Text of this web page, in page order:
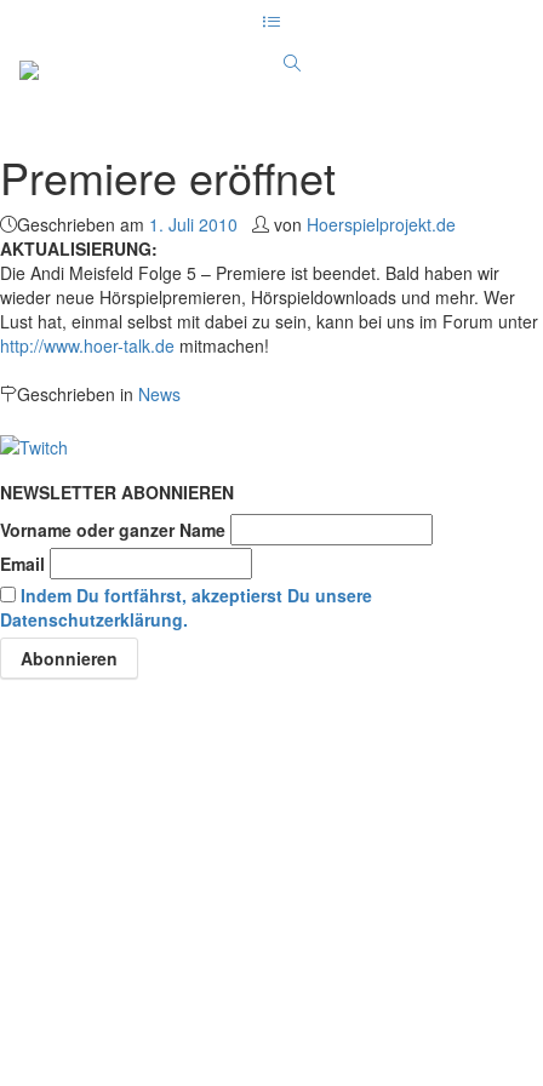
Premiere eröffnet
Geschrieben am 1. Juli 2010 von Hoerspielprojekt.de
AKTUALISIERUNG:
Die Andi Meisfeld Folge 5 – Premiere ist beendet. Bald haben wir
wieder neue Hörspielpremieren, Hörspieldownloads und mehr. Wer
Lust hat, einmal selbst mit dabei zu sein, kann bei uns im Forum unter
http://www.hoer-talk.de mitmachen!
Geschrieben in News
NEWSLETTER ABONNIEREN
Vorname oder ganzer Name
Email
Indem Du fortfährst, akzeptierst Du unsere
Datenschutzerklärung.